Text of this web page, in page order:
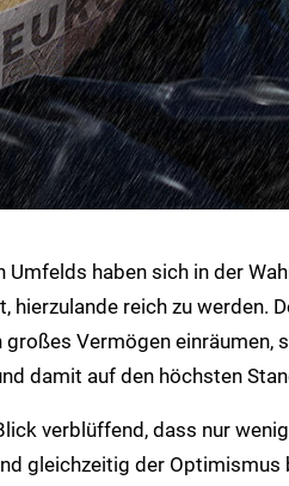
haben sich in der
hierzulande reich zu werden.
großes Vermögen
damit auf den höchsten
verblüffend, dass nur
gleichzeitig der Optimismus